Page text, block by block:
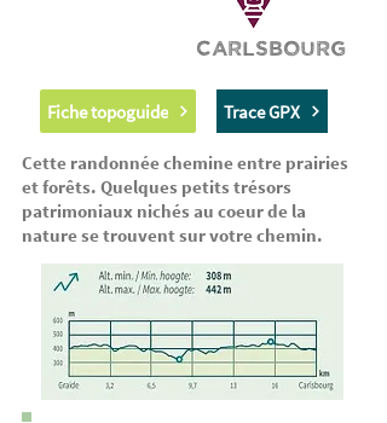
Carlsbourg
Fiche topoguide Trace GPX
Cette randonnée chemine entre prairies
et forêts. Quelques petits trésors
patrimoniaux nichés au coeur de la
nature se trouvent sur votre chemin.